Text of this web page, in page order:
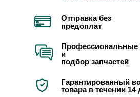
Отправка без
предоплат
Профессиональные
и
подбор запчастей
Гарантированный
товара в течении 14